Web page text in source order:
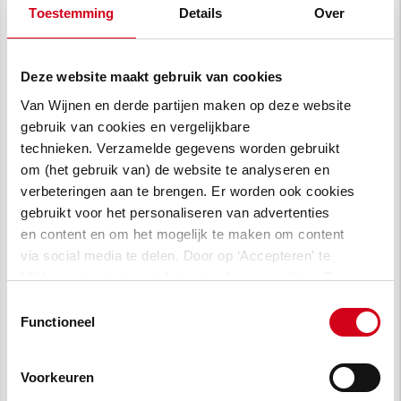
Toestemming Details Over
Deze website maakt gebruik van cookies
Van Wijnen en derde partijen maken op deze website
gebruik van cookies en vergelijkbare
technieken. Verzamelde gegevens worden gebruikt
om (het gebruik van) de website te analyseren en
verbeteringen aan te brengen. Er worden ook cookies
gebruikt voor het personaliseren van advertenties
en content en om het mogelijk te maken om content
via social media te delen. Door op ‘Accepteren’ te
klikken, stem je in met het gebruik van cookies. Een
vragen lees je in
Functioneel
Voorkeuren
Van Wijnen Projectontwikkeling is ook gestart
met de verkoop van fase 3: 38
kadewoningen met terras aan het water tot
herenhuizen en stadswoningen. Arjan van
Meijeren, directeur van Van Wijnen
Projectontwikkeling:"Deze verscheidenheid
aan woningtypes maakt de buurt toegankelijk
voor een diversiteit aan bewoners, van stellen
en jonge gezinnen tot singles en ouderen." Er
zijn nog woningen beschikbaar in fase 3, kijk
Nieuwbouwopgave in
Schiedam